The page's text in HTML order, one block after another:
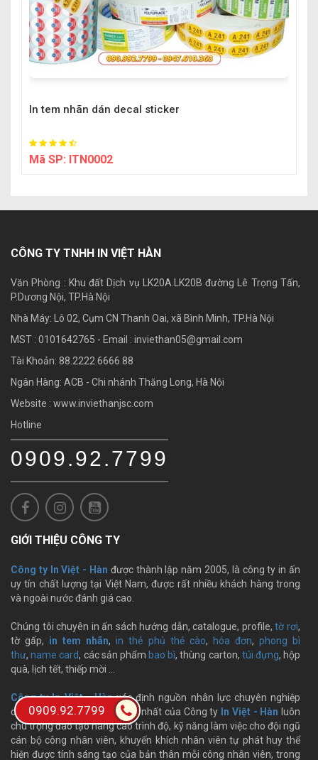
In tem nhãn dán decal sticker
Mã SP: ITN0002
CÔNG TY TNHH IN VIỆT HÀN
Văn Phòng : Khu đất Dịch vụ LK20A.LK20B đường Lê Trọng Tấn,
P.Dương Nội, TP.Hà Nội
Nhà Máy: Lô 02, Cụm CN Thanh Oai, xã Bình Minh, TP.Hà Nội
MST : 0101642765 - Email : inviethan05@gmail.com
Tài Khoản: 88.2222.6666.88
Ngân Hàng: ACB - Chi nhánh Thăng Long, Hà Nội
Website : www.inviethanjsc.com
Hotline
0909.92.7799
GIỚI THIỆU CÔNG TY
Công ty In Việt - Hàn được thành lập năm 2005, là công ty in ấn
uy tín chất lượng tại Việt Nam, được rất nhiều khách hàng trong
và ngoài nước đánh giá cao.
Chúng tôi chuyên in ấn sách hướng dẫn, catalogue, profile,tờ rơi,
tờ gấp, in tem nhãn,in thẻ phủ thẻ cào, hóa đơn, phong bì
thư,name card, các sản phẩm bao bì, thùng carton, túi đựng, hộp
quà, lịch tết, thiếp mời …
Công ty In Việt - Hànxác định nguồn nhân lực chuyên nghiệp
chính là tài sản có giá trị cao nhất của Công ty In Việt - Hàn luôn
chú trọng đào tạo nâng cao trình độ, kỹ năng làm việc cho đội ngũ
cán bộ công nhân viên, khuyến khích nhân viên tự phát huy thể
hiện được tính sáng tạo của bản thân mỗi công nhân viên, trong
0909.92.7799